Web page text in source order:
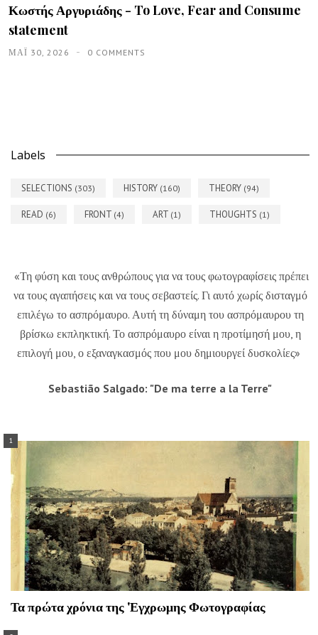
Κωστής Αργυριάδης - To Love, Fear and Consume
statement
ΜΑΪ́ 30, 2026 0 COMMENTS
Labels
SELECTIONS (303) HISTORY (160) THEORY (94)
READ (6) FRONT (4) ART (1) THOUGHTS (1)
«Τη φύση και τους ανθρώπους για να τους φωτογραφίσεις πρέπει
να τους αγαπήσεις και να τους σεβαστείς. Γι αυτό χωρίς δισταγμό
επιλέγω το ασπρόμαυρο. Αυτή τη δύναμη του ασπρόμαυρου τη
βρίσκω εκπληκτική. Το ασπρόμαυρο είναι η προτίμησή μου, η
επιλογή μου, ο εξαναγκασμός που μου δημιουργεί δυσκολίες»
Sebastião Salgado: "De ma terre a la Terre"
Τα πρώτα χρόνια της 'Εγχρωμης Φωτογραφίας